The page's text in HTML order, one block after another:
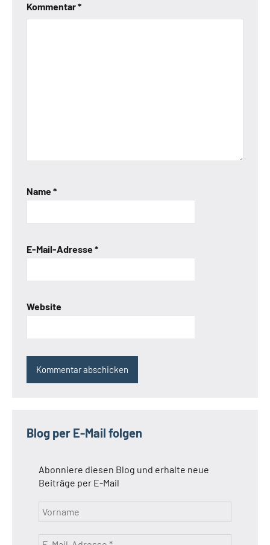
Kommentar*
Name*
E-Mail-Adresse*
Website
Blog per E-Mail folgen
Abonniere diesen Blog und erhalte neue
Beiträge per E-Mail